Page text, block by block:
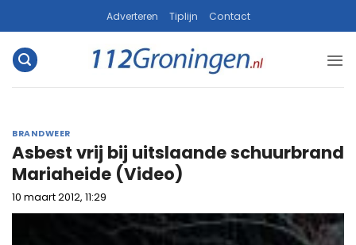
naar
inhoud
Adverteren Tiplijn Contact
BRANDWEER
Asbest vrij bij uitslaande schuurbrand
Mariaheide (Video)
10 maart 2012, 11:29